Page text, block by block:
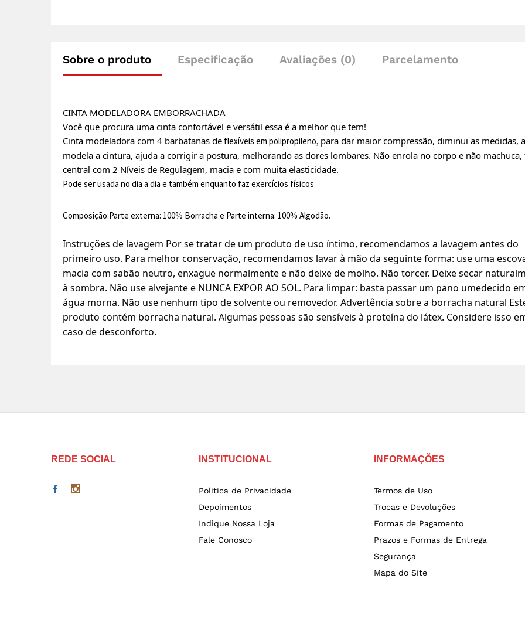
Sobre o produto Especificação Avaliações (0) Parcelamento
CINTA MODELADORA EMBORRACHADA
Você que procura uma cinta confortável e versátil essa é a melhor que tem!
Cinta modeladora com 4 barbatanas de flexíveis em polipropileno, para dar maior compressão, diminui as medidas,
modela a cintura, ajuda a corrigir a postura, melhorando as dores lombares. Não enrola no corpo e não machuca,
central com 2 Níveis de Regulagem, macia e com muita elasticidade.
Pode ser usada no dia a dia e também enquanto faz exercícios físicos
Composição:Parte externa: 100% Borracha e Parte interna: 100% Algodão.
Instruções de lavagem Por se tratar de um produto de uso íntimo, recomendamos a lavagem antes do
primeiro uso. Para melhor conservação, recomendamos lavar à mão da seguinte forma: use uma
macia com sabão neutro, enxague normalmente e não deixe de molho. Não torcer. Deixe secar
à sombra. Não use alvejante e NUNCA EXPOR AO SOL. Para limpar: basta passar um pano umedecido
água morna. Não use nenhum tipo de solvente ou removedor. Advertência sobre a borracha natural
produto contém borracha natural. Algumas pessoas são sensíveis à proteína do látex. Considere isso
caso de desconforto.
REDE SOCIAL INSTITUCIONAL
Politica de Privacidade
Depoimentos
Indique Nossa Loja
Fale Conosco
INFORMAÇÕES
Termos de Uso
Trocas e Devoluções
Formas de Pagamento
Prazos e Formas de Entrega
Segurança
Mapa do Site